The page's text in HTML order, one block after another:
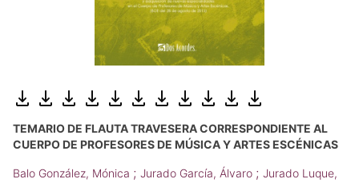
TEMARIO DE FLAUTA TRAVESERA CORRESPONDIENTE AL
CUERPO DE PROFESORES DE MÚSICA Y ARTES ESCÉNICAS
Balo González, Mónica ; Jurado García, Álvaro ; Jurado Luque,